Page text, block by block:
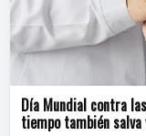
Día Mundial contra
tiempo también salva